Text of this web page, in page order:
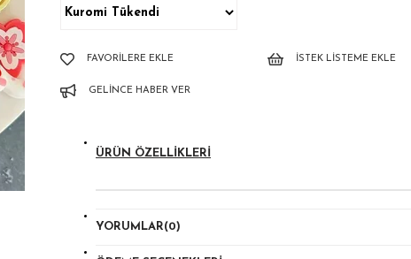
FAVORILERE EKLE İSTEK LISTEME EKLE
GELINCE HABER VER
ÜRÜN ÖZELLIKLERI
YORUMLAR(0)